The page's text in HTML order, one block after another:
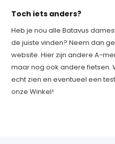
Toch iets anders?
Heb je nou alle Batavus
de juiste vinden? Neem dan
website. Hier zijn andere A-
maar nog ook andere fietsen.
echt zien en eventueel een
onze Winkel!